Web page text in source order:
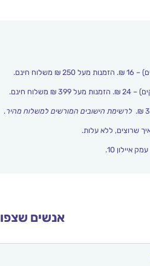
לרשימת הישובים המורשים למשלוח מהיר.
שרוצים, ללא עלות.
איילון 10.
אנשים